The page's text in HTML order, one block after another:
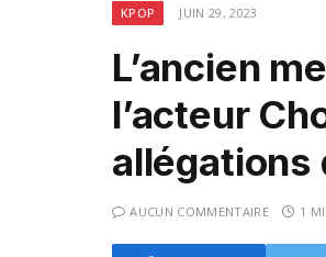
KPOP JUIN 29, 2023
L’ancien
l’acteur
allégations
AUCUN COMMENTAIRE 1